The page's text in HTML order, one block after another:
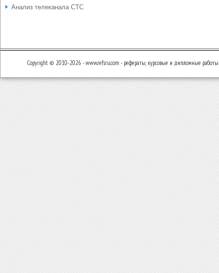
Анализ телеканала СТС
Copyright © 2010-2026 - www.refsru.com - рефераты, курсовые и дипломные работы